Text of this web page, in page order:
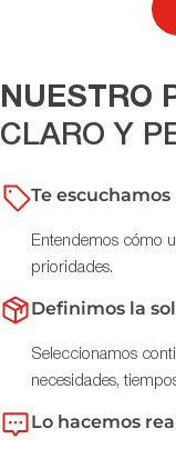
NUESTRO
CLARO Y
Te escuchamos
Entendemos cómo
prioridades.
Definimos la
Seleccionamos
necesidades,
Lo hacemos